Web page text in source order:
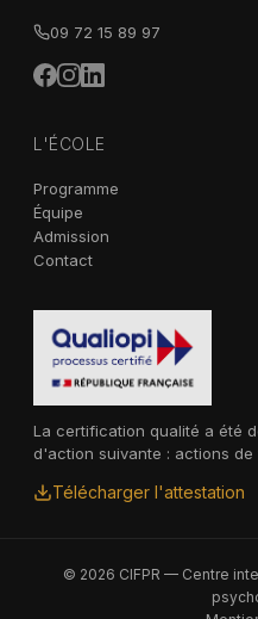
09 72 15 89 97
L'ÉCOLE
Programme
Équipe
Admission
Contact
La certification qualité a été
d'action suivante : actions de
Télécharger l'attestation
© 2026 CIFPR — Centre